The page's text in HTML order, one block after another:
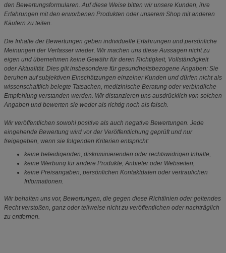
den Bewertungsformularen. Auf diese Weise bitten wir unsere Kunden, ihre
Erfahrungen mit den erworbenen Produkten oder unserem Shop mit anderen
Käufern zu teilen.
Die Inhalte der Bewertungen geben individuelle Erfahrungen und persönliche
Meinungen der Verfasser wieder. Wir machen uns diese Aussagen nicht zu
eigen und übernehmen keine Gewähr für deren Richtigkeit, Vollständigkeit
oder Aktualität. Dies gilt insbesondere für gesundheitsbezogene Angaben: Sie
beruhen auf subjektiven Einschätzungen einzelner Kunden und dürfen nicht als
wissenschaftlich belegte Tatsachen, medizinische Beratung oder verbindliche
Empfehlung verstanden werden. Wir distanzieren uns ausdrücklich von solchen
Angaben und bewerten sie weder als richtig noch als falsch.
Wir veröffentlichen sowohl positive als auch negative Bewertungen. Jede
eingehende Bewertung wird vor der Veröffentlichung geprüft und nur
freigegeben, wenn sie folgenden Kriterien entspricht:
keine beleidigenden, diskriminierenden oder rechtswidrigen Inhalte,
keine Werbung für andere Produkte, Anbieter oder Webseiten,
keine Preisangaben, persönlichen Kontaktdaten oder vertraulichen
Informationen.
Wir behalten uns vor, Bewertungen, die gegen diese Richtlinien oder geltendes
Recht verstoßen, ganz oder teilweise nicht zu veröffentlichen oder nachträglich
zu entfernen.